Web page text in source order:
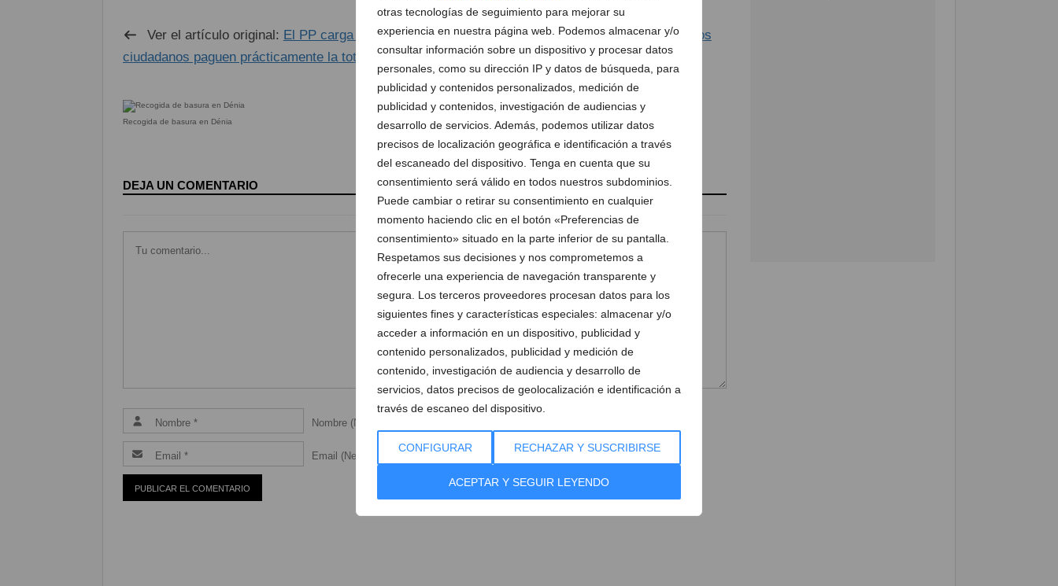
otras tecnologías de seguimiento para mejorar su
experiencia en nuestra página web. Podemos almacenar y/o
consultar información sobre un dispositivo y procesar datos
personales, como su dirección IP y datos de búsqueda, para
publicidad y contenidos personalizados, medición de
publicidad y contenidos, investigación de audiencias y
desarrollo de servicios. Además, podemos utilizar datos
precisos de localización geográfica e identificación a través
del escaneado del dispositivo. Tenga en cuenta que su
consentimiento será válido en todos nuestros subdominios.
Puede cambiar o retirar su consentimiento en cualquier
momento haciendo clic en el botón «Preferencias de
consentimiento» situado en la parte inferior de su pantalla.
Respetamos sus decisiones y nos comprometemos a
ofrecerle una experiencia de navegación transparente y
segura. Los terceros proveedores procesan datos para los
siguientes fines y características especiales: almacenar y/o
acceder a información en un dispositivo, publicidad y
contenido personalizados, publicidad y medición de
contenido, investigación de audiencia y desarrollo de
servicios, datos precisos de geolocalización e identificación a
través de escaneo del dispositivo.
CONFIGURAR RECHAZAR Y SUSCRIBIRSE
ACEPTAR Y SEGUIR LEYENDO
Ver el artículo original: El PP carga contra la subida de la basura: «El PSOE ha decidido que los
ciudadanos paguen prácticamente la totalidad del servicio»
Recogida de basura en Dénia
DEJA UN COMENTARIO
Nombre (Necesario)
Email (Necesario) (No será visible)